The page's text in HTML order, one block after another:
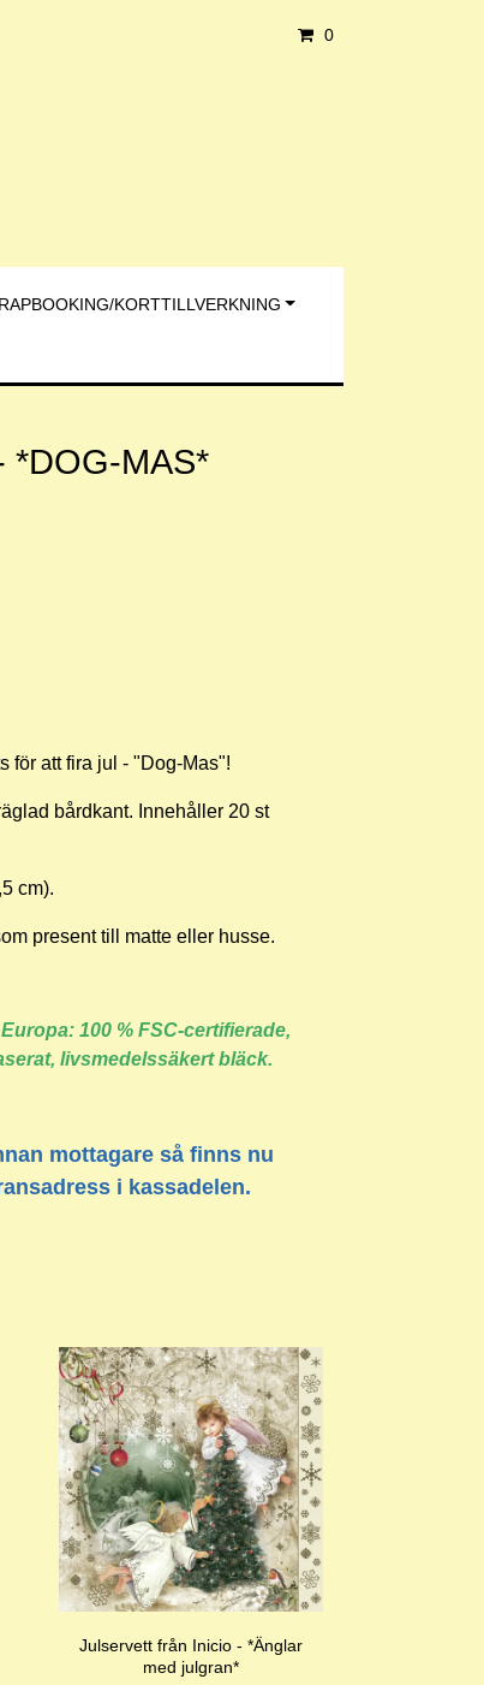
0
KORTTILLVERKNING
*DOG-MAS*
för att fira jul - "Dog-Mas"!
bårdkant. Innehåller 20 st
cm).
present till matte eller husse.
100 % FSC-certifierade,
livsmedelssäkert bläck.
mottagare så finns nu
i kassadelen.
Julservett från Inicio - *Änglar
med julgran*